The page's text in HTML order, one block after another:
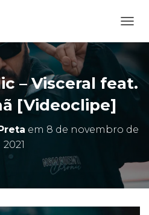
L
R
N
A
A
Ç
– Visceral feat.
[Videoclipe]
em 8 de novembro de
2021